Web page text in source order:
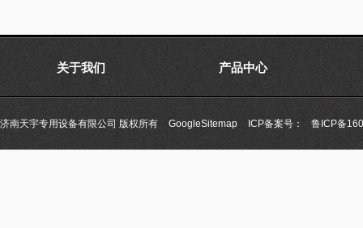
关于我们 产品中心
济南天宇专用设备有限公司 版权所有 GoogleSitemap ICP备案号： 鲁ICP备